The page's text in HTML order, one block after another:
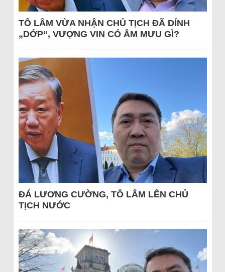
TÔ LÂM VỪA NHẬN CHỦ TỊCH ĐÃ DÍNH
„DỚP“, VƯỢNG VIN CÓ ÂM MƯU GÌ?
ĐÁ LƯƠNG CƯỜNG, TÔ LÂM LÊN CHỦ
TỊCH NƯỚC